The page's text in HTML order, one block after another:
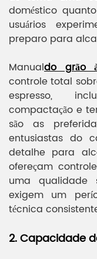
doméstico
usuários
preparo para
Manualdo grão
controle total
espresso,
compactação e
são as
entusiastas do
detalhe para
ofereçam
uma qualidade
exigem um
técnica
2. Capacidade